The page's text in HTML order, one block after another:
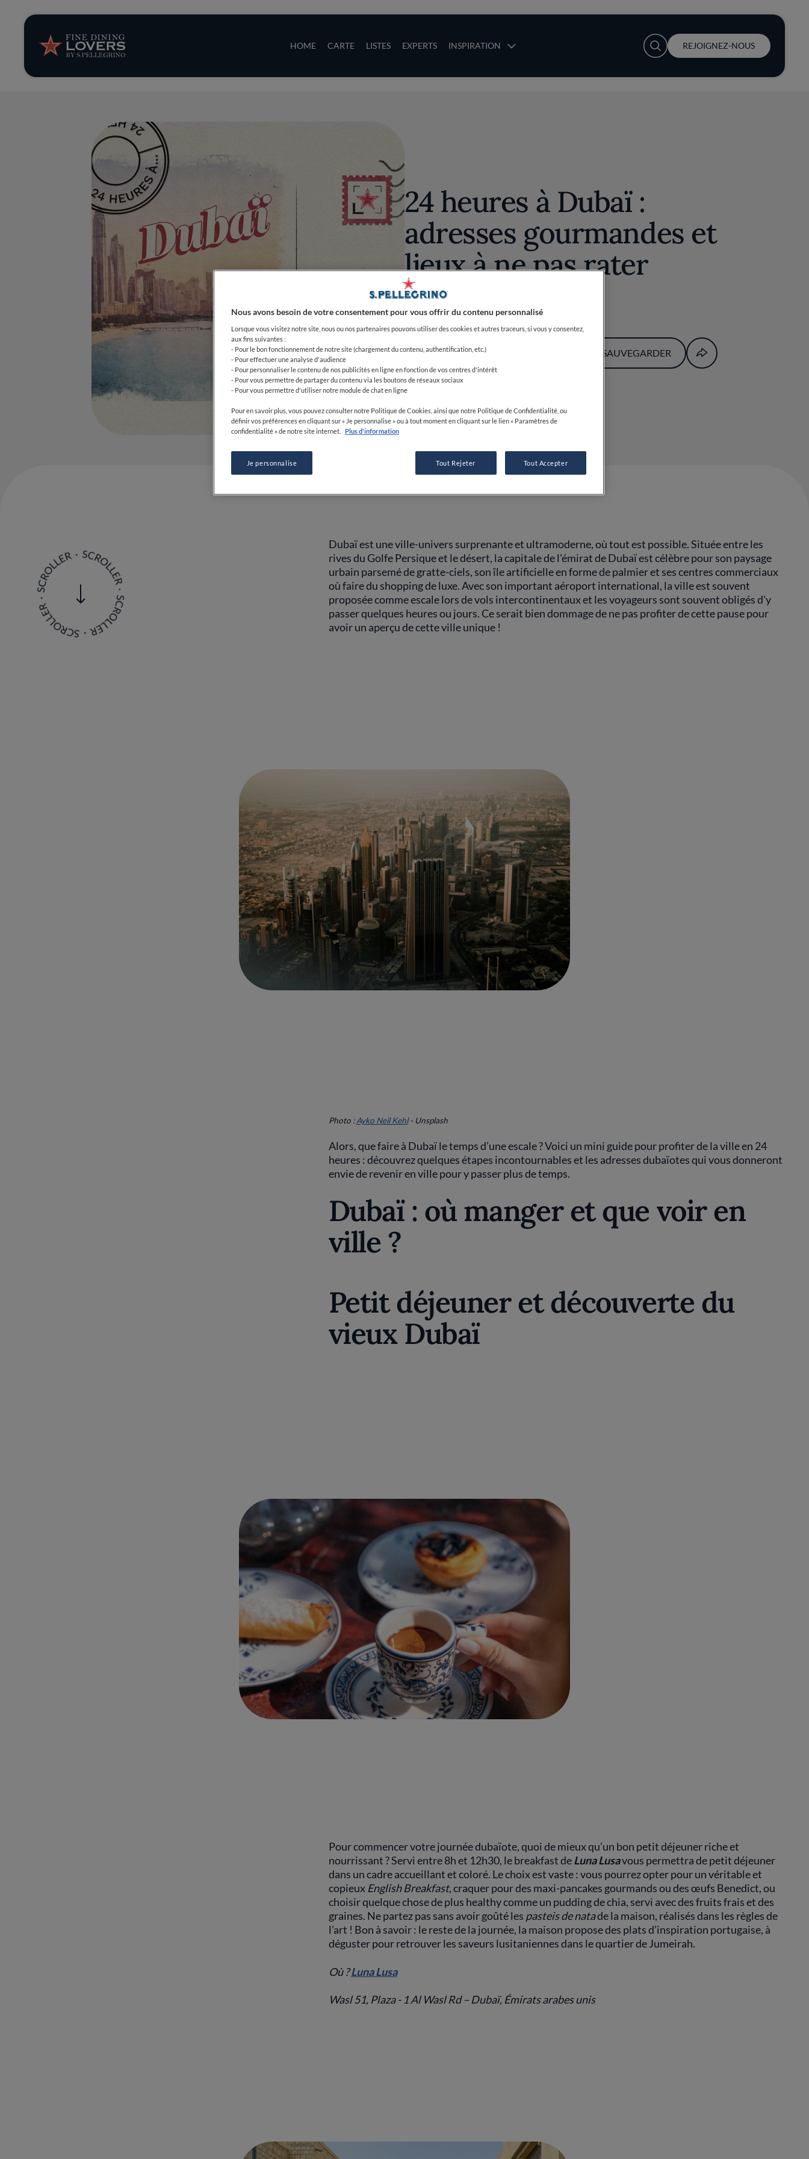
HOME CARTE LISTES EXPERTS INSPIRATION
News et tendances
Recettes
Conseils et astuces
Séries
User account menu
REJOIGNEZ-NOUS
24 heures à Dubaï :
adresses gourmandes et
lieux à ne pas rater
25 JUN 2023
PARELIDE ACHILLE
SAUVEGARDER
Dubaï est une ville-univers surprenante et ultramoderne, où tout est possible. Située entre les
rives du Golfe Persique et le désert, la capitale de l'émirat de Dubaï est célèbre pour son paysage
urbain parsemé de gratte-ciels, son île artificielle en forme de palmier et ses centres commerciaux
où faire du shopping de luxe. Avec son important aéroport international, la ville est souvent
proposée comme escale lors de vols intercontinentaux et les voyageurs sont souvent obligés d'y
passer quelques heures ou jours. Ce serait bien dommage de ne pas profiter de cette pause pour
avoir un aperçu de cette ville unique !
Photo :Ayko Neil Kehl- Unsplash
Alors, que faire à Dubaï le temps d’une escale ? Voici un mini guide pour profiter de la ville en 24
heures : découvrez quelques étapes incontournables et les adresses dubaïotes qui vous donneront
envie de revenir en ville pour y passer plus de temps.
Dubaï : où manger et que voir en
ville ?
Petit déjeuner et découverte du
vieux Dubaï
Pour commencer votre journée dubaïote, quoi de mieux qu’un bon petit déjeuner riche et
nourrissant ? Servi entre 8h et 12h30, le breakfast deLuna Lusavous permettra de petit déjeuner
dans un cadre accueillant et coloré. Le choix est vaste : vous pourrez opter pour un véritable et
copieux English Breakfast, craquer pour des maxi-pancakes gourmands ou des œufs Benedict, ou
choisir quelque chose de plus healthy comme un pudding de chia, servi avec des fruits frais et des
graines. Ne partez pas sans avoir goûté les pasteis de natade la maison, réalisés dans les règles de
l’art ! Bon à savoir : le reste de la journée, la maison propose des plats d’inspiration portugaise, à
déguster pour retrouver les saveurs lusitaniennes dans le quartier de Jumeirah.
Où ?Luna Lusa
Wasl 51, Plaza - 1 Al Wasl Rd – Dubaï, Émirats arabes unis
Nous avons besoin de votre consentement pour vous offrir du contenu personnalisé
Lorsque vous visitez notre site, nous ou nos partenaires pouvons utiliser des cookies et autres traceurs, si vous y consentez,
aux fins suivantes :
- Pour le bon fonctionnement de notre site (chargement du contenu, authentification, etc.)
- Pour effectuer une analyse d'audience
- Pour personnaliser le contenu de nos publicités en ligne en fonction de vos centres d'intérêt
- Pour vous permettre de partager du contenu via les boutons de réseaux sociaux
- Pour vous permettre d'utiliser notre module de chat en ligne
Pour en savoir plus, vous pouvez consulter notre Politique de Cookies, ainsi que notre Politique de Confidentialité, ou
définir vos préférences en cliquant sur « Je personnalise » ou à tout moment en cliquant sur le lien « Paramètres de
confidentialité » de notre site internet.
Plus d'information
Je personnalise Tout Rejeter Tout Accepter